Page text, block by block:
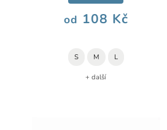
od 108 Kč
S M L
+ další